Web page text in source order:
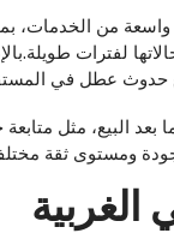
من الخدمات،
لفترات
حدوث عطل في
ومستوى ثقة